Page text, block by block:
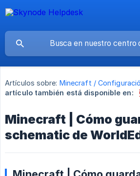
Artículos sobre: Minecraft /
artículo también está disponible en:
Minecraft | Cómo
schematic de